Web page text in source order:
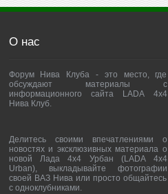
О нас
Форум Нива Клуба - это место, где
обсуждают материалы с
информационного сайта LADA 4x4
Нива Клуб.
Делитесь своими впечатлениями о
новостях и эксклюзивных материала о
новой Лада 4х4 Урбан (LADA 4x4
Urban), выкладывайте фотографии
своей ВАЗ Нива или просто общайтесь
с одноклубниками.